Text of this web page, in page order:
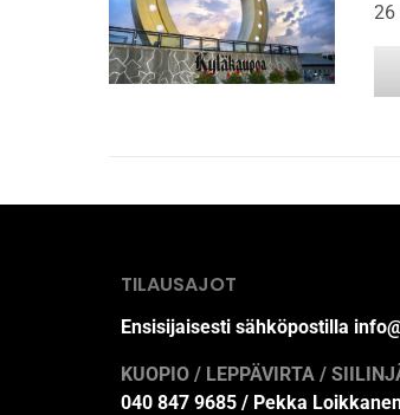
TÄLLÄ
TUOTTEELLA
ON
USEAMPI
/ LISÄTIEDOT 26
TILAUSAJOT
Ensisijaisesti sähköpostilla
KUOPIO / LEPPÄVIRTA /
040 847 9685 / Pekka